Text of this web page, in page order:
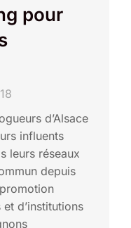
pour
d’Alsace
influents
leurs réseaux
depuis
d’institutions